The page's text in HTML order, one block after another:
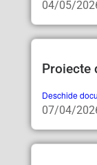
04/05/
Proiecte
Deschide
07/04/